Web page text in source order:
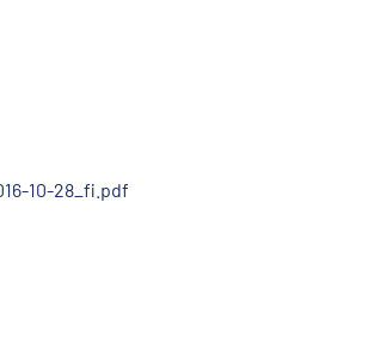
10-28_fi.pdf